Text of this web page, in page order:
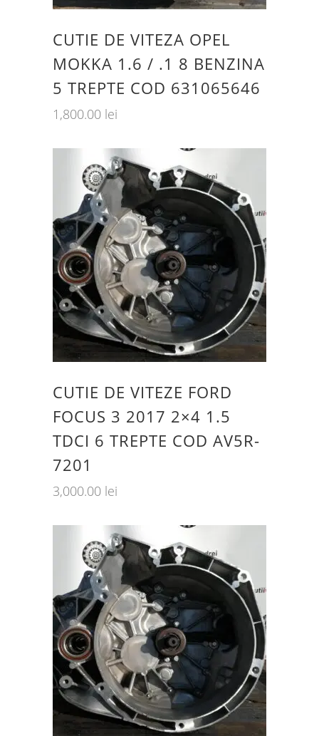
CUTIE DE VITEZA OPEL
MOKKA 1.6 / .1 8 BENZINA
5 TREPTE COD 631065646
1,800.00 lei
CUTIE DE VITEZE FORD
FOCUS 3 2017 2×4 1.5
TDCI 6 TREPTE COD AV5R-
7201
3,000.00 lei